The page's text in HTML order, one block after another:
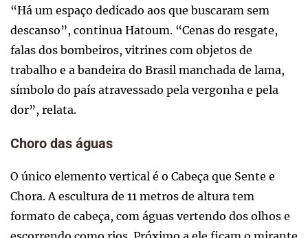
“Há um espaço dedicado aos que buscaram sem
descanso”, continua Hatoum. “Cenas do resgate,
falas dos bombeiros, vitrines com objetos de
trabalho e a bandeira do Brasil manchada de lama,
símbolo do país atravessado pela vergonha e pela
dor”, relata.
Choro das águas
O único elemento vertical é o Cabeça que Sente e
Chora. A escultura de 11 metros de altura tem
formato de cabeça, com águas vertendo dos olhos e